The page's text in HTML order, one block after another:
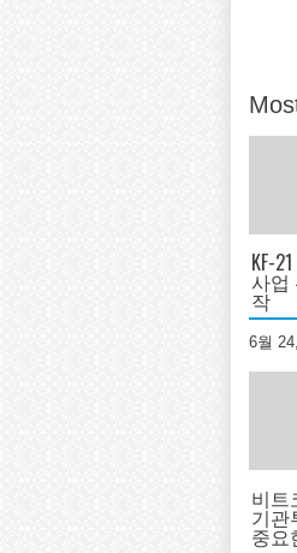
KF-
사업
작
6월
비트
기관
중요